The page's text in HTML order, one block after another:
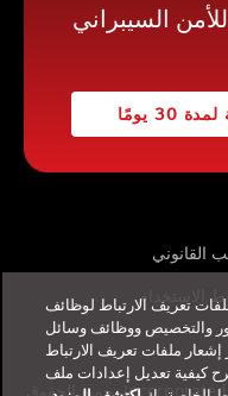
السيبراني
يومًا
القانوني
الاستخدام
حقوق الطبع والنشر ©2026 تريند مايكرو Incorporated. جميع الحقوق
تعريف الارتباط لوظائف
والتخصيص ووظائف وسائل
إشعار ملفات تعريف الارتباط
كيفية تعديل إعدادات ملف